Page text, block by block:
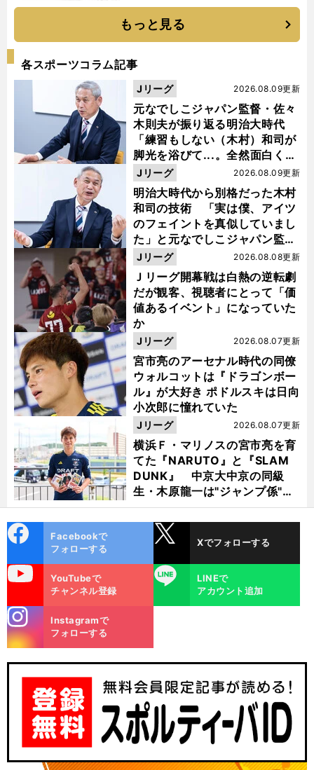
もっと見る
各スポーツコラム記事
元なでしこジャパン監督・佐々
木則夫が振り返る明治大時代
「練習もしない（木村）和司が
脚光を浴びて...。全然面白くな
い４年間でした」
2026.08.09更新
Jリーグ
明治大時代から別格だった木村
和司の技術 「実は僕、アイツ
のフェイントを真似していまし
た」と元なでしこジャパン監
督・佐々木則夫
2026.08.09更新
Jリーグ
Ｊリーグ開幕戦は白熱の逆転劇
だが観客、視聴者にとって「価
値あるイベント」になっていた
か
2026.08.08更新
Jリーグ
宮市亮のアーセナル時代の同僚
ウォルコットは『ドラゴンボー
ル』が大好き ポドルスキは日向
小次郎に憧れていた
2026.08.07更新
Jリーグ
横浜Ｆ・マリノスの宮市亮を育
てた『NARUTO』と『SLAM
DUNK』 中京大中京の同級
生・木原龍一は"ジャンプ係"だ
った
2026.08.07更新
Jリーグ
ok
Facebookで
フォローする
Xでフォローする
YouTubeで
チャンネル登録
LINE
LINEで
アカウント追加
m
Instagramで
フォローする